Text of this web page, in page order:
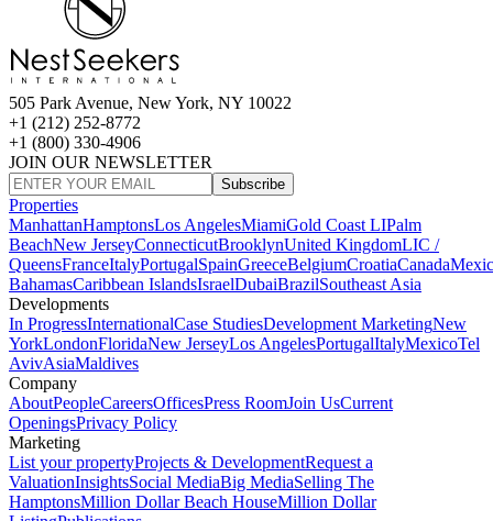
505 Park Avenue, New York, NY 10022
+1 (212) 252-8772
+1 (800) 330-4906
JOIN OUR NEWSLETTER
Subscribe
Properties
ManhattanHamptonsLos AngelesMiamiGold Coast LIPalm
BeachNew JerseyConnecticutBrooklynUnited KingdomLIC /
QueensFranceItalyPortugalSpainGreeceBelgiumCroatiaCanada
BahamasCaribbean IslandsIsraelDubaiBrazilSoutheast Asia
Developments
In ProgressInternationalCase StudiesDevelopment MarketingNew
YorkLondonFloridaNew JerseyLos AngelesPortugalItalyMexicoTel
AvivAsiaMaldives
Company
AboutPeopleCareersOfficesPress RoomJoin UsCurrent
OpeningsPrivacy Policy
Marketing
List your propertyProjects & DevelopmentRequest a
ValuationInsightsSocial MediaBig MediaSelling The
HamptonsMillion Dollar Beach HouseMillion Dollar